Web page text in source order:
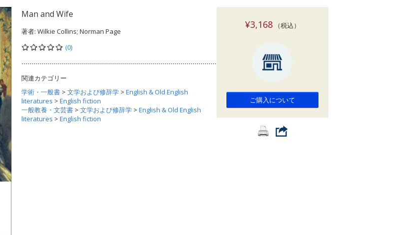
索
Man and Wife
著者: Wilkie Collins; Norman Page
(0)
関連カテゴリー
学術・一般書 > 文学および修辞学 > English & Old English
literatures > English fiction
一般教養・文芸書 > 文学および修辞学 > English & Old English
literatures > English fiction
¥3,168（税込）
ご購入について